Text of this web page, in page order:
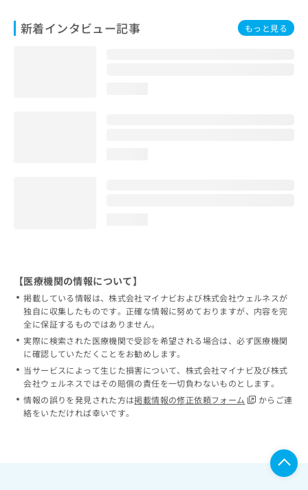
新着インタビュー記事 もっと見る
【医療機関の情報について】
掲載している情報は、株式会社マイナビおよび株式会社ウェルネスが
独自に収集したものです。正確な情報に努めておりますが、内容を完
全に保証するものではありません。
実際に検索された医療機関で受診を希望される場合は、必ず医療機関
に確認していただくことをお勧めします。
当サービスによって生じた損害について、株式会社マイナビ及び株式
会社ウェルネスではその賠償の責任を一切負わないものとします。
情報の誤りを発見された方は掲載情報の修正依頼フォーム
からご連
絡をいただければ幸いです。